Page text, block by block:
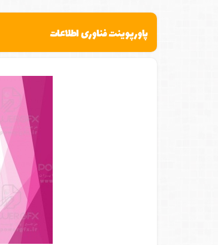
پاورپوینت فناوری اطلاعات